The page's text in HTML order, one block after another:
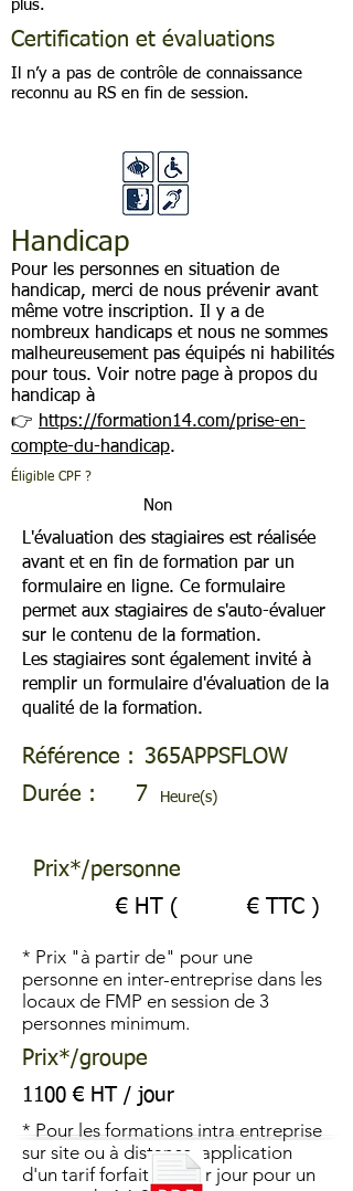
plus.
Certification et évaluations
Il n’y a pas de contrôle de connaissance
reconnu au RS en fin de session.
Handicap
Pour les personnes en situation de
handicap, merci de nous prévenir avant
même votre inscription. Il y a de
nombreux handicaps et nous ne sommes
malheureusement pas équipés ni habilités
pour tous. Voir notre page à propos du
handicap à
👉 https://formation14.com/prise-en-
compte-du-handicap.
Éligible CPF ?
Non
L'évaluation des stagiaires est réalisée
avant et en fin de formation par un
formulaire en ligne. Ce formulaire
permet aux stagiaires de s'auto-évaluer
sur le contenu de la formation.
Les stagiaires sont également invité à
remplir un formulaire d'évaluation de la
qualité de la formation.
Référence : 365APPSFLOW
Durée :
7 Heure(s)
Prix*/personne
€ HT (
€ TTC )
* Prix "à partir de" pour une
personne en inter-entreprise dans les
locaux de FMP en session de 3
personnes minimum.
Prix*/groupe
1100 € HT / jour
* Pour les formations intra entreprise
sur site ou à distance, application
d'un tarif forfaitaire par jour pour un